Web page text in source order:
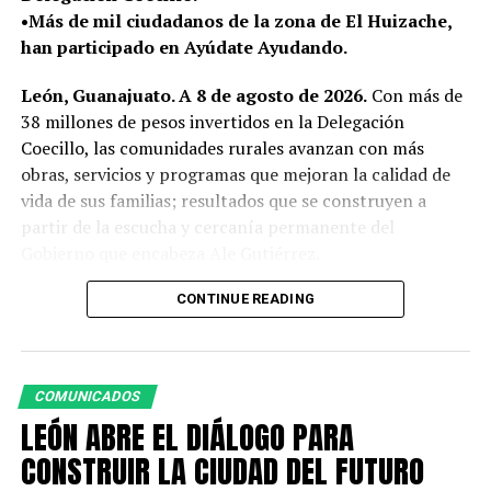
•Más de mil ciudadanos de la zona de El Huizache,
han participado en Ayúdate Ayudando.
León, Guanajuato. A 8 de agosto de 2026.Con más de
38 millones de pesos invertidos en la Delegación
Coecillo, las comunidades rurales avanzan con más
obras, servicios y programas que mejoran la calidad de
vida de sus familias; resultados que se construyen a
partir de la escucha y cercanía permanente del
Como parte de esta atención cercana, la presidenta
municipales, realizó un recorrido de supervisión por la
zona de el Huizache y Mesa de Ibarrilla para conocer de
primera mano los avances de las obras de alumbrado
público y mejoramiento de vivienda, además de escuchar
las necesidades de las familias de las comunidades.
CONTINUE READING
COMUNICADOS
LEÓN ABRE EL DIÁLOGO PARA
CONSTRUIR LA CIUDAD DEL FUTURO